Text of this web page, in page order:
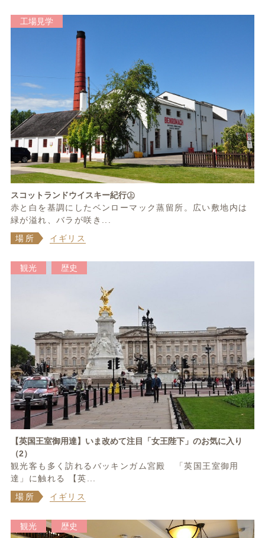
工場見学
スコットランドウイスキー紀行㊤
赤と白を基調にしたベンローマック蒸留所。広い敷地内は
緑が溢れ、バラが咲き...
場所
イギリス
観光 歴史
【英国王室御用達】いま改めて注目「女王陛下」のお気に入り
（2）
観光客も多く訪れるバッキンガム宮殿 「英国王室御用
達」に触れる 【英...
場所
イギリス
観光 歴史